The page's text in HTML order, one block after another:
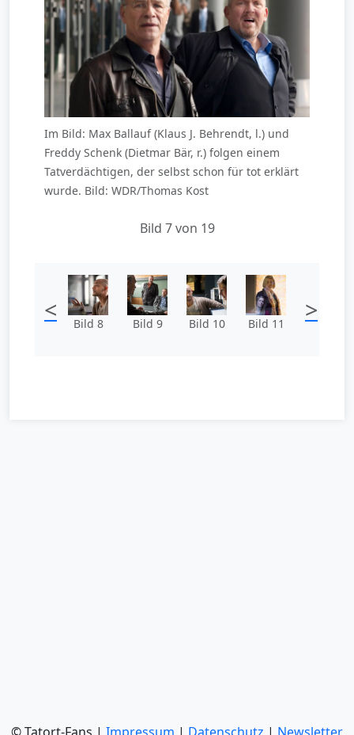
Im Bild: Max Ballauf (Klaus J. Behrendt, l.) und
Freddy Schenk (Dietmar Bär, r.) folgen einem
Tatverdächtigen, der selbst schon für tot erklärt
wurde. Bild: WDR/Thomas Kost
Bild 7 von 19
< Bild 8 Bild 9 Bild 10 Bild 11 >